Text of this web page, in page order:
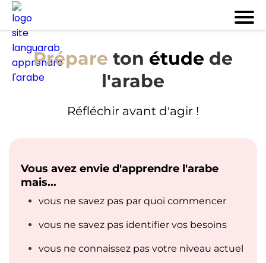
Prépare ton étude de
l'arabe
Réfléchir avant d'agir !
Vous avez envie d'apprendre l'arabe
mais...
vous ne savez pas par quoi commencer
vous ne savez pas identifier vos besoins
vous ne connaissez pas votre niveau actuel